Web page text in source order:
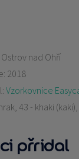
Ostrov nad Ohří
2018
Vzorkovnice
43 - khaki
přridal